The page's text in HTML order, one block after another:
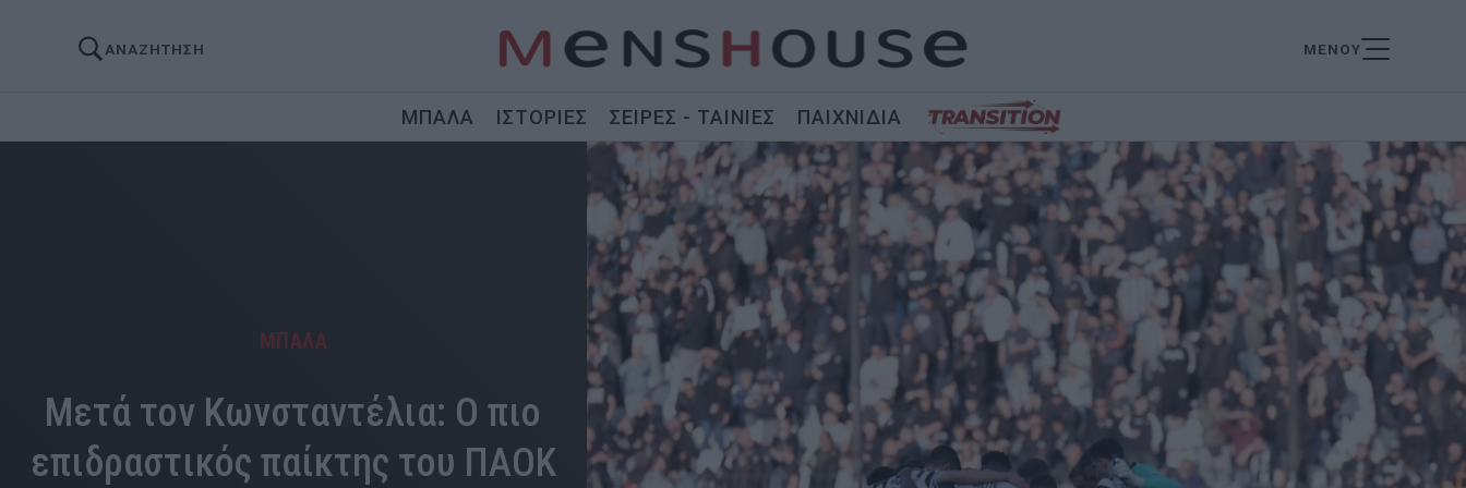
ΑΝΑΖΗΤΗΣΗ ΜΕΝΟΥ
ΜΠΑΛΑ ΙΣΤΟΡΙΕΣ ΣΕΙΡΕΣ - ΤΑΙΝΙΕΣ ΠΑΙΧΝΙΔΙΑ
ΜΠΑΛΑ
Μετά τον Κωνσταντέλια: Ο πιο
επιδραστικός παίκτης του ΠΑΟΚ